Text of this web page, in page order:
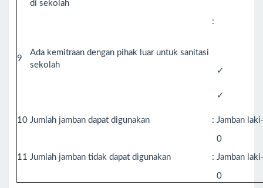
di sekolah
9
Ada kemitraan dengan pihak luar untuk sanitasi
sekolah
:
✓
✓
10 Jumlah jamban dapat digunakan : Jamban
0
11 Jumlah jamban tidak dapat digunakan : Jamban
0